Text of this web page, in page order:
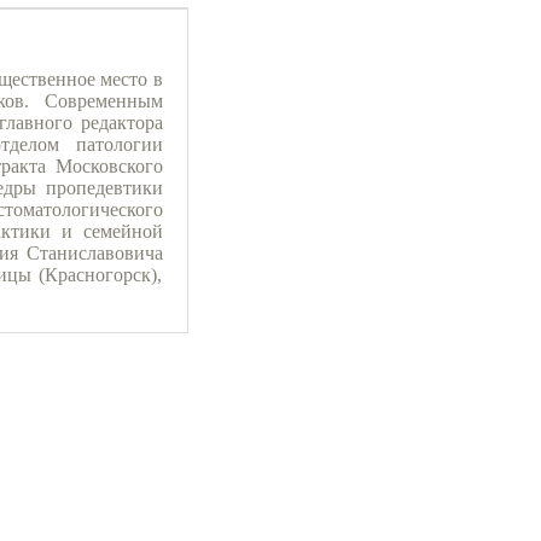
место в
Современным
редактора
патологии
Московского
пропедевтики
и семейной
Станиславовича
(Красногорск),